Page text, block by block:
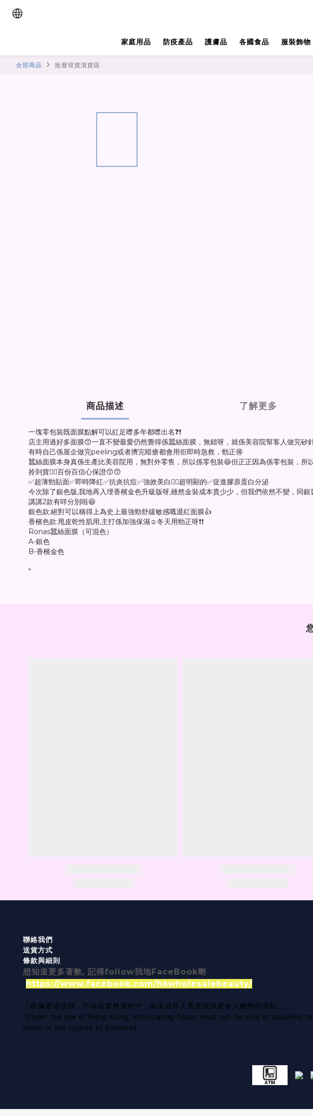
家庭用品 防疫產品 護膚品 各國食品 服裝飾物
全部商品 批發現貨清貨區
商品描述 了解更多
一塊零包裝既面膜點解可以紅足噤多年都噤出名❓❗
店主用過好多面膜😙一直不變最愛仍然覺得係蠶絲面膜，無錯呀，就係美容院幫客人做完
有時自己係屋企做完peeling或者擠完暗瘡都會用佢即時急救，勁正🉐
蠶絲面膜本身真係生產比美容院用，無對外零售，所以係零包裝😆但正正因為係零包裝，
拎到貨✌🏻百份百信心保證😙😙
✅超薄勁貼面✅即時降紅✅抗炎抗痘✅強效美白👈🏻超明顯的✅促進膠原蛋白分泌
今次除了銀色版,我地再入埋香檳金色升級版呀,雖然金裝成本貴少少，但我們依然不變，同
講講2款有咩分別啦😆
銀色款:絕對可以稱得上為史上最強勁舒緩敏感嘅退紅面膜👍
香檳色款:甩皮乾性肌用,主打係加強保濕☺冬天用勁正呀❗❗
Ronas蠶絲面膜（可混色）
A-銀色
B-香檳金色
"
聯絡我們
送貨方式
條款與細則
想知道更多著數, 記得follow我地FaceBook喇
https://www.facebook.com/hkwholesalebeauty/
『根據香港法律，不得在業務過程中，向未成年人售賣或供應令人醺醉的酒類。』
“Under the law of Hong Kong, intoxicating liquor must not be sold or supplied
minor in the course of business.”